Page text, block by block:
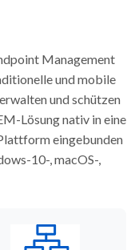
Management
und mobile
und schützen
Lösung nativ in eine
eingebunden
10-, macOS-,